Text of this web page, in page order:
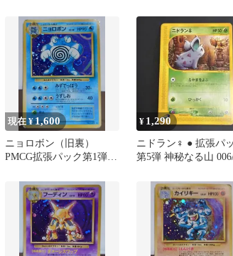
現在 ¥1,600
ニョロボン（旧裏）
PMCG拡張パック第1弾
ポケカ
¥ 1,290
ニドラン♀ ● 拡張パ
第5弾 神秘なる山 006/